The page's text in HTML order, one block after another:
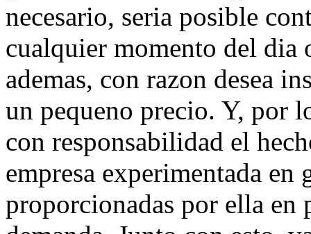
necesario, seria posible
cualquier momento del dia
ademas, con razon desea
un pequeno precio. Y, por
con responsabilidad el
empresa experimentada
proporcionadas por ella en